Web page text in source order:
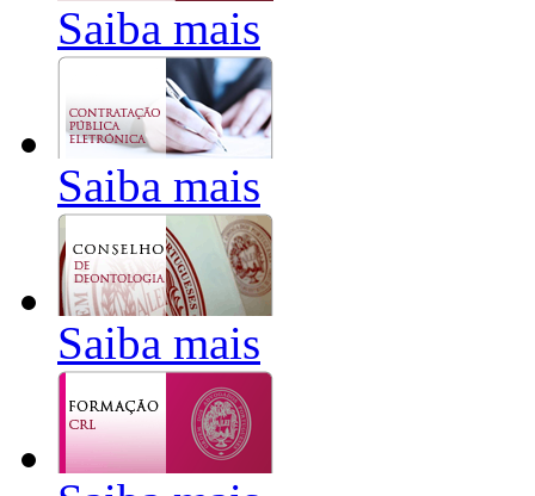
Saiba mais
Saiba mais
Saiba mais